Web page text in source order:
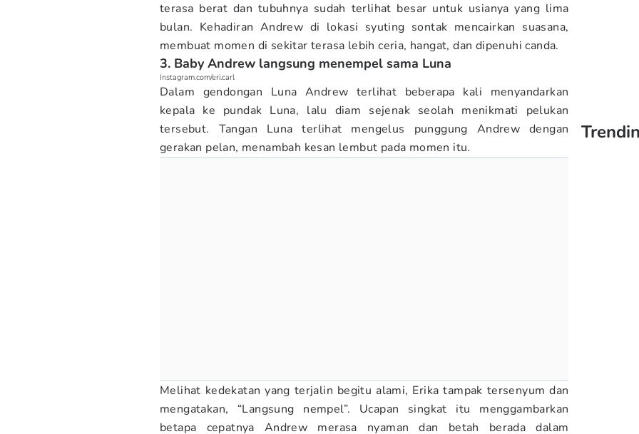
terasa berat dan tubuhnya sudah terlihat besar untuk usianya yang lima
bulan. Kehadiran Andrew di lokasi syuting sontak mencairkan suasana,
membuat momen di sekitar terasa lebih ceria, hangat, dan dipenuhi canda.
3. Baby Andrew langsung menempel sama Luna
Instagram.com/eri.carl
Dalam gendongan Luna Andrew terlihat beberapa kali menyandarkan
kepala ke pundak Luna, lalu diam sejenak seolah menikmati pelukan
tersebut. Tangan Luna terlihat mengelus punggung Andrew dengan
gerakan pelan, menambah kesan lembut pada momen itu.
Melihat kedekatan yang terjalin begitu alami, Erika tampak tersenyum dan
mengatakan, “Langsung nempel”. Ucapan singkat itu menggambarkan
betapa cepatnya Andrew merasa nyaman dan betah berada dalam